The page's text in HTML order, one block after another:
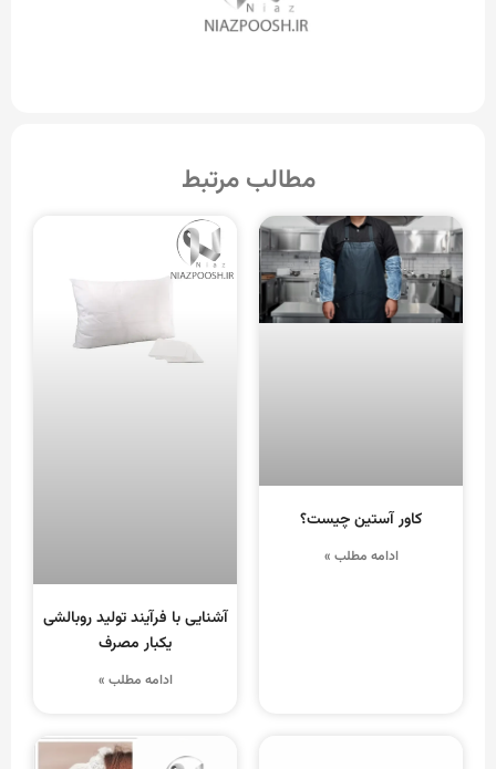
مطالب مرتبط
کاور آستین چیست؟
ادامه مطلب »
آشنایی با فرآیند تولید روبالشی
یکبار مصرف
ادامه مطلب »